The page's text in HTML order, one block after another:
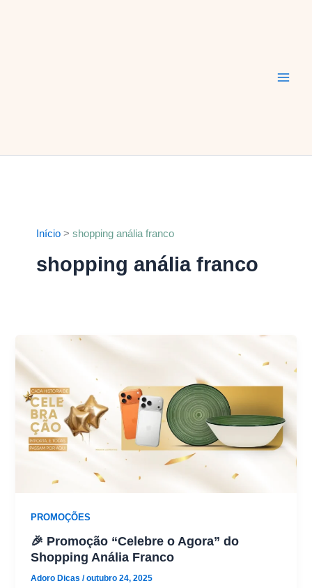
Início shopping anália franco
shopping anália franco
PROMOÇÕES
🎉 Promoção “Celebre o Agora” do
Shopping Anália Franco
Adoro Dicas/outubro 24, 2025